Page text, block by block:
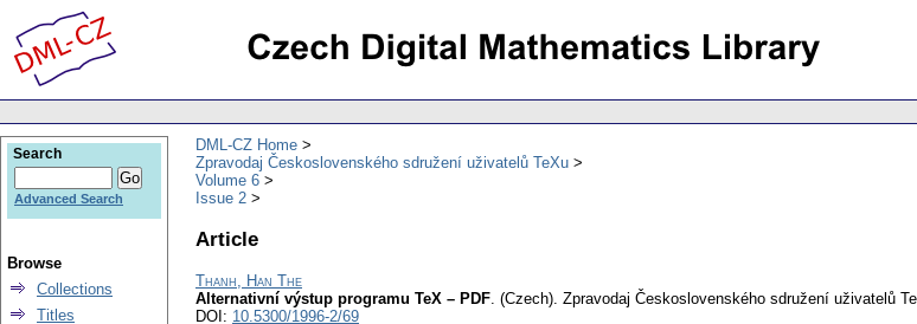
DML-CZ Home
Zpravodaj Československého sdružení uživatelů TeXu
Volume 6
Issue 2
Article
Thanh, Han The
Alternativní výstup programu TeX – PDF. (Czech). Zpravodaj Československého sdružení uživatelů
DOI: 10.5300/1996-2/69
Search
Advanced Search
Browse
Collections
Titles